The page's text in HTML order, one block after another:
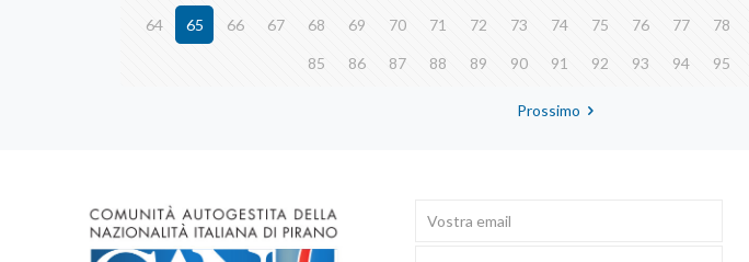
64 65 66 67 68 69 70 71 72 73 74 75 76 77 78
85 86 87 88 89 90 91 92 93 94 95
Prossimo